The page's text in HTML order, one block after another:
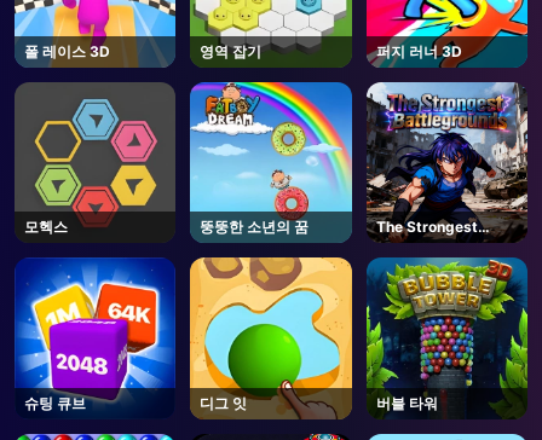
폴 레이스 3D 영역 잡기 퍼지 러너 3D
모헥스 뚱뚱한 소년의 꿈
The Strongest
Battlegrounds -
Roblox
슈팅 큐브 디그 잇 버블 타워